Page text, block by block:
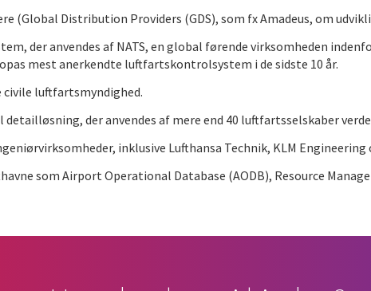
(Global Distribution Providers (GDS), som fx Amadeus, om
der anvendes af NATS, en global førende virksomheden
mest anerkendte luftfartskontrolsystem i de sidste 10 år.
luftfartsmyndighed.
der anvendes af mere end 40 luftfartsselskaber
inklusive Lufthansa Technik, KLM Engineering
som Airport Operational Database (AODB), Resource